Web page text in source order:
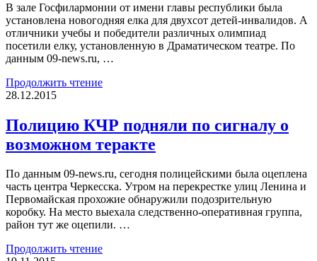
В зале Госфилармонии от имени главы республики была
установлена новогодняя елка для двухсот детей-инвалидов. А
отличники учебы и победители различных олимпиад
посетили елку, установленную в Драматическом театре. По
данным 09-news.ru, …
Продолжить чтение
28.12.2015
Полицию КЧР подняли по сигналу о
возможном теракте
По данным 09-news.ru, сегодня полицейскими была оцеплена
часть центра Черкесска. Утром на перекрестке улиц Ленина и
Первомайская прохожие обнаружили подозрительную
коробку. На место выехала следственно-оперативная группа,
район тут же оцепили. …
Продолжить чтение